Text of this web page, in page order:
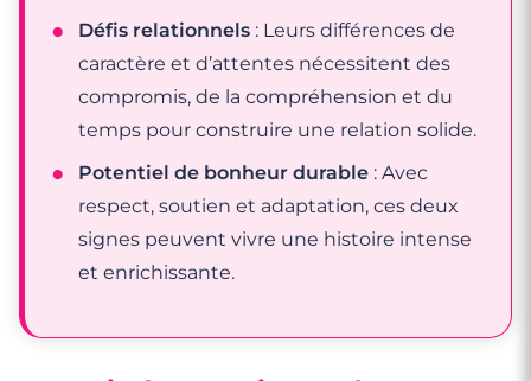
Défis relationnels: Leurs différences de
caractère et d’attentes nécessitent des
compromis, de la compréhension et du
temps pour construire une relation solide.
Potentiel de bonheur durable: Avec
respect, soutien et adaptation, ces deux
signes peuvent vivre une histoire intense
et enrichissante.